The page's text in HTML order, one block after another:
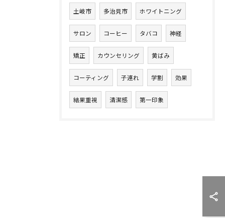
土岐市 多治見市 ホワイトニング
サロン コーヒー タバコ 神経
矯正 カウンセリング 黄ばみ
コーティング 子連れ 学割 効果
結果重視 清潔感 第一印象